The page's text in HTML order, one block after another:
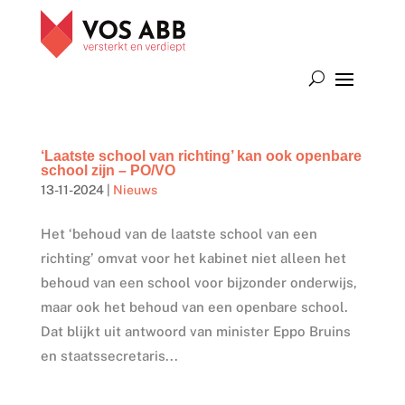
‘Laatste school van richting’ kan ook openbare
school zijn – PO/VO
13-11-2024| Nieuws
Het ‘behoud van de laatste school van een
richting’ omvat voor het kabinet niet alleen het
behoud van een school voor bijzonder onderwijs,
maar ook het behoud van een openbare school.
Dat blijkt uit antwoord van minister Eppo Bruins
en staatssecretaris...